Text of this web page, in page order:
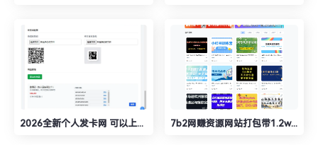
2026全新个人发卡网 可以上传自己收款码.不需要支付接口 7b2网赚资源网站打包带1.2w数据